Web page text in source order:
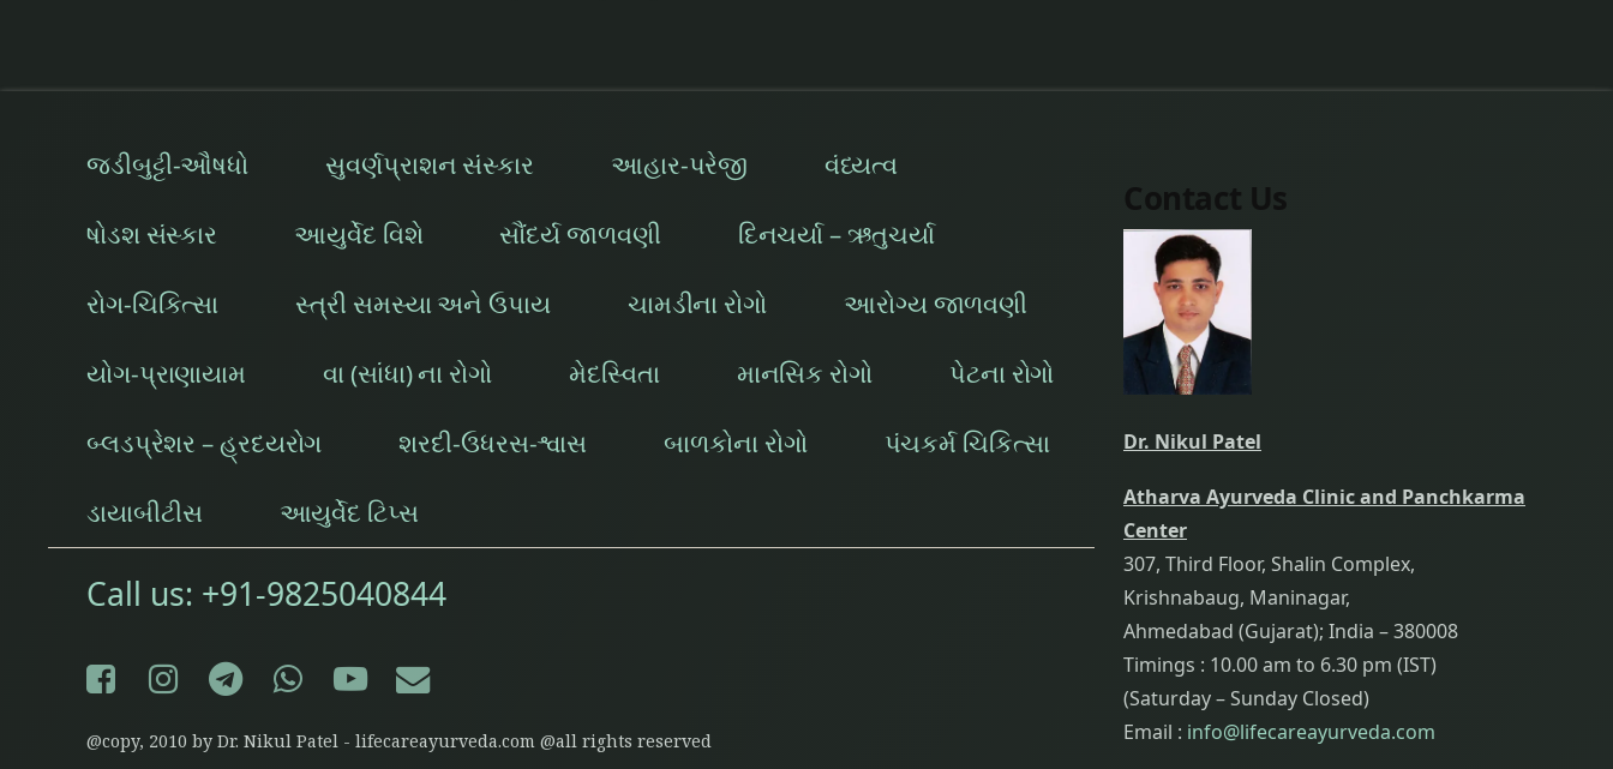
જડીબુટ્ટી-ઔષધો સુવર્ણપ્રાશન સંસ્કાર આહાર-પરેજી વંધ્યત્વ
ષોડશ સંસ્કાર આયુર્વેદ વિશે સૌંદર્ય જાળવણી દિનચર્યા – ઋતુચર્યા
રોગ-ચિકિત્સા સ્ત્રી સમસ્યા અને ઉપાય ચામડીના રોગો આરોગ્ય જાળવણી
યોગ-પ્રાણાયામ વા (સાંધા) ના રોગો મેદસ્વિતા માનસિક રોગો પેટના રોગો
બ્લડપ્રેશર – હ્રદયરોગ શરદી-ઉધરસ-શ્વાસ બાળકોના રોગો પંચકર્મ ચિકિત્સા
ડાયાબીટીસ આયુર્વેદ ટિપ્સ
Call us: +91-9825040844
Facebook
Instagram
Telegram
WhatsApp
YouTube
E-mail
@copy, 2010 by Dr. Nikul Patel - lifecareayurveda.com @all rights reserved
Contact Us
Dr. Nikul Patel
Atharva Ayurveda Clinic and Panchkarma
Center
307, Third Floor, Shalin Complex,
Krishnabaug, Maninagar,
Ahmedabad (Gujarat); India – 380008
Timings : 10.00 am to 6.30 pm (IST)
(Saturday – Sunday Closed)
Email : info@lifecareayurveda.com